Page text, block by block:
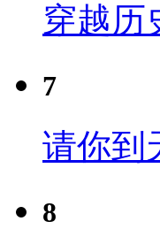
穿越历
7
请你到
8